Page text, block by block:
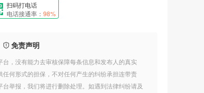
扫码打电话
电话接通率： 98%
免责声明
，没有能力去审核保障每条信息和发布人的真实
何形式的担保，不对任何产生的纠纷承担连带责
举报，我们将进行删除处理。如遇到法律纠纷请及